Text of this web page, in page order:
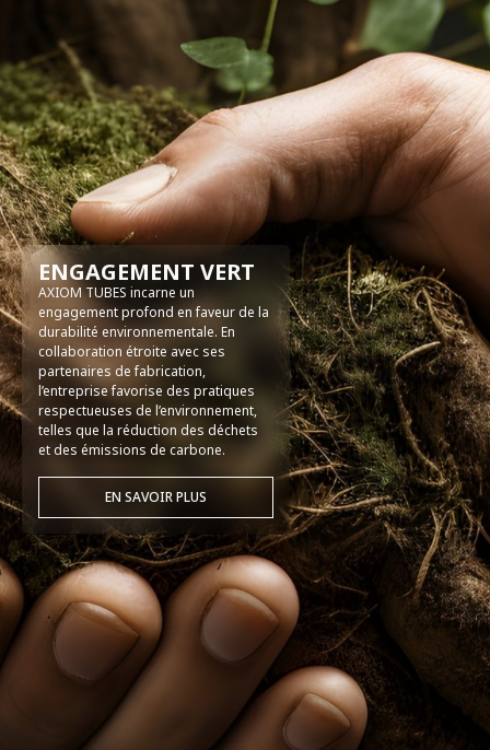
ENGAGEMENT VERT
AXIOM TUBES incarne un
engagement profond en faveur de la
durabilité environnementale. En
collaboration étroite avec ses
partenaires de fabrication,
l’entreprise favorise des pratiques
respectueuses de l’environnement,
telles que la réduction des déchets
et des émissions de carbone.
EN SAVOIR PLUS